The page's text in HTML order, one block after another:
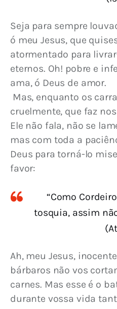
Seja para sempre
ó meu Jesus, que
atormentado para
eternos. Oh! pobre e
ama, ó Deus de amor.
cruelmente, que faz
Ele não fala, não se
mas com toda a
Deus para torná-lo
favor:
“Como
tosquia, assim
Ah, meu Jesus,
bárbaros não vos
carnes. Mas esse é o
durante vossa vida